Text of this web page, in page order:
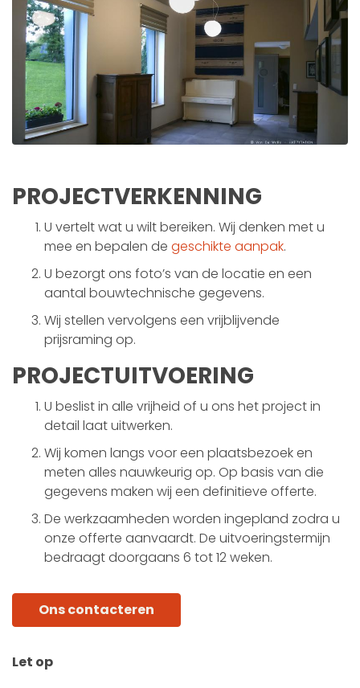
PROJECTVERKENNING
U vertelt wat u wilt bereiken. Wij denken met u
mee en bepalen de geschikte aanpak.
U bezorgt ons foto’s van de locatie en een
aantal bouwtechnische gegevens.
Wij stellen vervolgens een vrijblijvende
prijsraming op.
PROJECTUITVOERING
U beslist in alle vrijheid of u ons het project in
detail laat uitwerken.
Wij komen langs voor een plaatsbezoek en
meten alles nauwkeurig op. Op basis van die
gegevens maken wij een definitieve offerte.
De werkzaamheden worden ingepland zodra u
onze offerte aanvaardt. De uitvoeringstermijn
bedraagt doorgaans 6 tot 12 weken.
Ons contacteren
Let op